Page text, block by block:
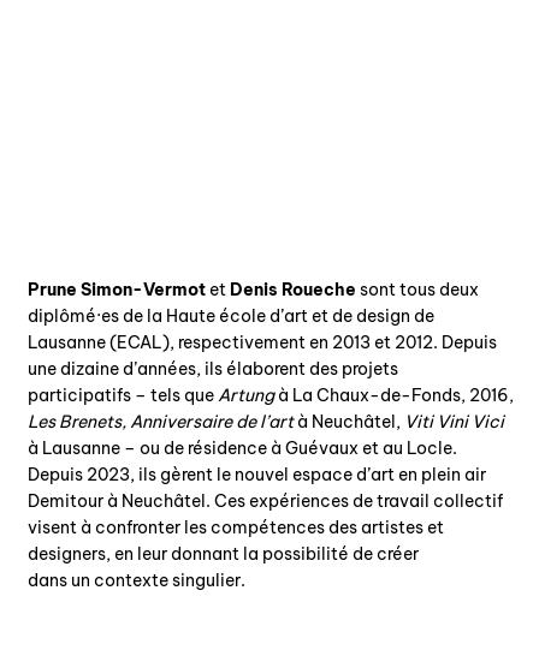
Prune Simon-Vermotet Denis Roueche sont tous deux
diplômé·es de la Haute école d’art et de design de
Lausanne (ECAL), respectivement en 2013 et 2012. Depuis
une dizaine d’années, ils élaborent des projets
participatifs – tels que Artungà La Chaux-de-Fonds, 2016,
Les Brenets, Anniversaire de l’artà Neuchâtel, Viti Vini Vici
à Lausanne – ou de résidence à Guévaux et au Locle.
Depuis 2023, ils gèrent le nouvel espace d’art en plein air
Demitour à Neuchâtel. Ces expériences de travail collectif
visent à confronter les compétences des artistes et
designers, en leur donnant la possibilité de créer
dans un contexte singulier.